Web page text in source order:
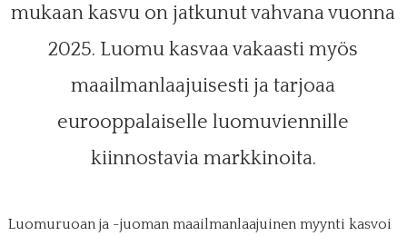
mukaan kasvu on jatkunut vahvana vuonna
2025. Luomu kasvaa vakaasti myös
maailmanlaajuisesti ja tarjoaa
eurooppalaiselle luomuviennille
kiinnostavia markkinoita.
Luomuruoan ja -juoman maailmanlaajuinen myynti kasvoi